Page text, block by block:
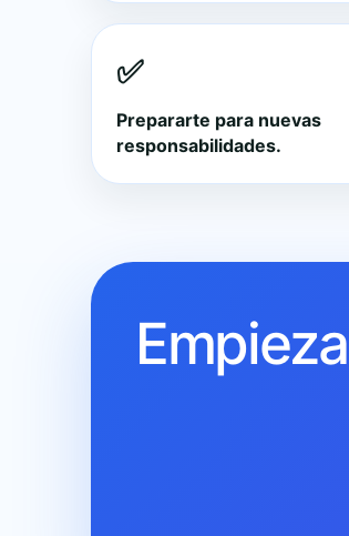
✅
Prepararte para nuevas
responsabilidades.